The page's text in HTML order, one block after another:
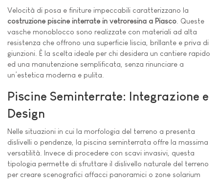
Velocità di posa e finiture impeccabili caratterizzano la
costruzione piscine interrate in vetroresina a Piasco. Queste
vasche monoblocco sono realizzate con materiali ad alta
resistenza che offrono una superficie liscia, brillante e priva di
giunzioni. È la scelta ideale per chi desidera un cantiere rapido
ed una manutenzione semplificata, senza rinunciare a
un’estetica moderna e pulita.
Piscine Seminterrate: Integrazione e
Design
Nelle situazioni in cui la morfologia del terreno a presenta
dislivelli o pendenze, la piscina seminterrata offre la massima
versatilità. Invece di procedere con scavi invasivi, questa
tipologia permette di sfruttare il dislivello naturale del terreno
per creare scenografici affacci panoramici o zone solarium